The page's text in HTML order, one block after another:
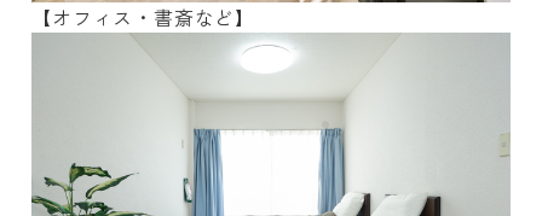
【オフィス・書斎など】